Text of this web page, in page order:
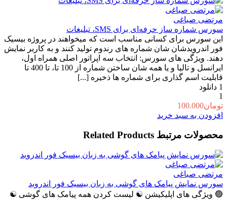
مرتضی صباغی
سورس شماره‌ ساز حرفه‌ای برای SMS، تبلیغات
این سورس برای کسانی مناسب است که میخواهند در پروژه بیسیک
فور اندرویدشان شان شماره های رندوم تولید کنند و به کاربر نمایش
دهند. ویژگی های سورس: انتخاب سه اپراتور اصلی همراه اول،
ایرانسل و تالیا و یا همه شان ساختن شماره از 100 تا، تا 400 تا
قابلیت اسم گذاری برای شماره ها ذخیره [...]
1 دانلود
1
تومان100.000
افزودن به سبد خرید
محصولات مرتبط Related Products
مرتضی صباغی
سورس نمایش پیامک های گوشی به زبان بیسیک فور اندروید
🟢 ویژگی های اپلیکیشن ☯️ لیست کردن همه پیامک های گوشی ☯️